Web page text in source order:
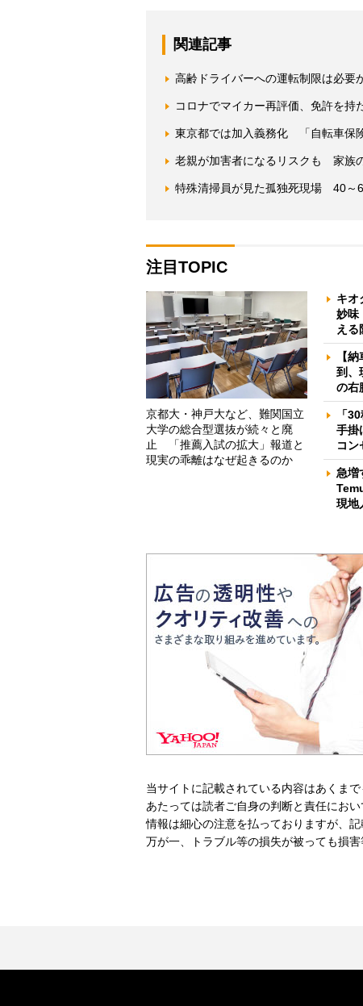
関連記事
高齢ドライバーへの運転制限は必
コロナでマイカー再評価、免許を持
東京都では加入義務化 「自転車保
老親が加害者になるリスクも 家族
特殊清掃員が見た孤独死現場 40～
注目TOPIC
京都大・神戸大など、難関国立
大学の総合型選抜が続々と廃
止 「推薦入試の拡大」報道と
現実の乖離はなぜ起きるのか
キオ
妙味
える
【
到、
の右
「
手掛
コン
急増
現地
当サイトに記載されている内容はあくま
あたっては読者ご自身の判断と責任にお
情報は細心の注意を払っておりますが、
万が一、トラブル等の損失が被っても損